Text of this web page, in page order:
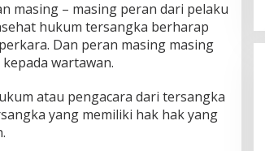
masing – masing peran dari pelaku
hukum tersangka berharap
Dan peran masing masing
wartawan.
atau pengacara dari tersangka
yang memiliki hak hak yang